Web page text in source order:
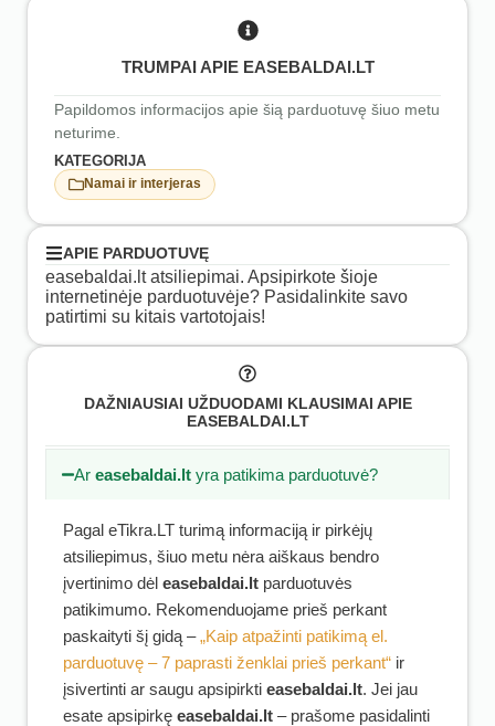
TRUMPAI APIE EASEBALDAI.LT
Papildomos informacijos apie šią parduotuvę šiuo metu
neturime.
KATEGORIJA
Namai ir interjeras
APIE PARDUOTUVĘ
easebaldai.lt atsiliepimai. Apsipirkote šioje
internetinėje parduotuvėje? Pasidalinkite savo
patirtimi su kitais vartotojais!
DAŽNIAUSIAI UŽDUODAMI KLAUSIMAI APIE
EASEBALDAI.LT
Areasebaldai.lt yra patikima parduotuvė?
Pagal eTikra.LT turimą informaciją ir pirkėjų
atsiliepimus, šiuo metu nėra aiškaus bendro
įvertinimo dėl easebaldai.lt parduotuvės
patikimumo. Rekomenduojame prieš perkant
paskaityti šį gidą –„Kaip atpažinti patikimą el.
parduotuvę – 7 paprasti ženklai prieš perkant“ ir
įsivertinti ar saugu apsipirkti easebaldai.lt. Jei jau
esate apsipirkę easebaldai.lt – prašome pasidalinti